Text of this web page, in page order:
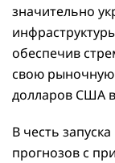
значительно
обеспечив
свою рыночную
долларов США
В честь
прогнозов с